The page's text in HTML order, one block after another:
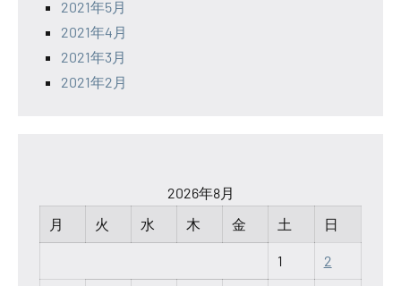
2021年5月
2021年4月
2021年3月
2021年2月
2026年8月
月
火 水 木 金 土 日
1 2